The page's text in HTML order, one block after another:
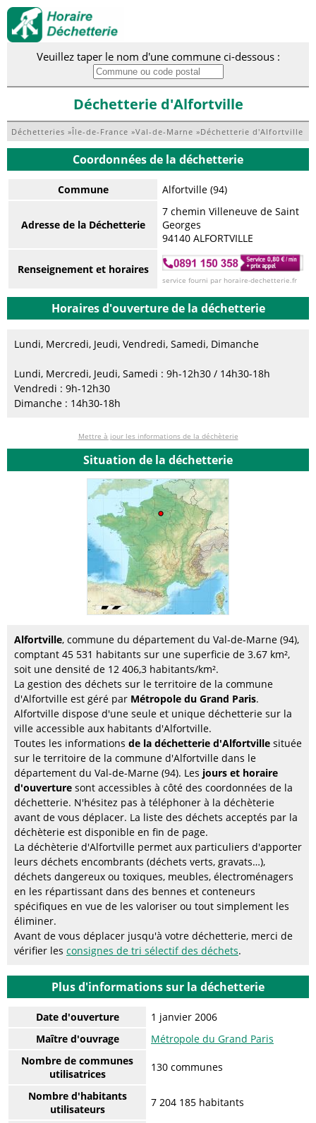
Veuillez taper le nom d'une commune ci-dessous :
Déchetterie d'Alfortville
Déchetteries »Île-de-France »Val-de-Marne »Déchetterie d'Alfortville
Coordonnées de la déchetterie
Commune Alfortville (94)
Adresse de la Déchetterie
7 chemin Villeneuve de Saint
Georges
94140 ALFORTVILLE
Renseignement et horaires
service fourni par horaire-dechetterie.fr
Horaires d'ouverture de la déchetterie
Lundi, Mercredi, Jeudi, Vendredi, Samedi, Dimanche
Lundi, Mercredi, Jeudi, Samedi : 9h-12h30 / 14h30-18h
Vendredi : 9h-12h30
Dimanche : 14h30-18h
Mettre à jour les informations de la déchèterie
Situation de la déchetterie
Alfortville, commune du département du Val-de-Marne (94),
comptant 45 531 habitants sur une superficie de 3.67 km²,
soit une densité de 12 406,3 habitants/km².
La gestion des déchets sur le territoire de la commune
d'Alfortville est géré par Métropole du Grand Paris.
Alfortville dispose d'une seule et unique déchetterie sur la
ville accessible aux habitants d'Alfortville.
Toutes les informations de la déchetterie d'Alfortville située
sur le territoire de la commune d'Alfortville dans le
département du Val-de-Marne (94). Les jours et horaire
d'ouverture sont accessibles à côté des coordonnées de la
déchetterie. N'hésitez pas à téléphoner à la déchèterie
avant de vous déplacer. La liste des déchets acceptés par la
déchèterie est disponible en fin de page.
La déchèterie d'Alfortville permet aux particuliers d'apporter
leurs déchets encombrants (déchets verts, gravats…),
déchets dangereux ou toxiques, meubles, électroménagers
en les répartissant dans des bennes et conteneurs
spécifiques en vue de les valoriser ou tout simplement les
éliminer.
Avant de vous déplacer jusqu'à votre déchetterie, merci de
vérifier les consignes de tri sélectif des déchets.
Plus d'informations sur la déchetterie
Date d'ouverture
1 janvier 2006
Maître d'ouvrage
Métropole du Grand Paris
Nombre de communes
utilisatrices
130 communes
Nombre d'habitants
utilisateurs
7 204 185 habitants